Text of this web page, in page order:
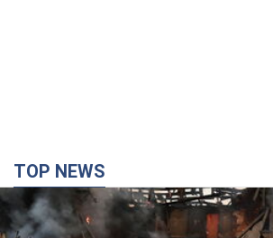
TOP NEWS